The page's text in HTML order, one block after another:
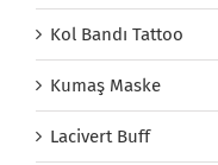
Kol Bandı Tattoo
Kumaş Maske
Lacivert Buff